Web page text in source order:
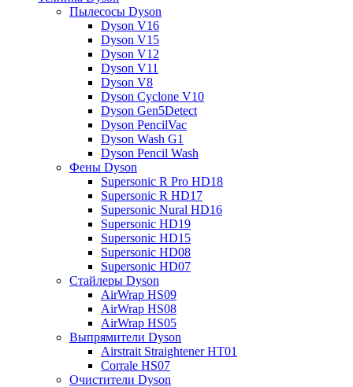
Пылесосы Dyson
Dyson V16
Dyson V15
Dyson V12
Dyson V11
Dyson V8
Dyson Cyclone V10
Dyson Gen5Detect
Dyson PencilVac
Dyson Wash G1
Dyson Pencil Wash
Фены Dyson
Supersonic R Pro HD18
Supersonic R HD17
Supersonic Nural HD16
Supersonic HD19
Supersonic HD15
Supersonic HD08
Supersonic HD07
Стайлеры Dyson
AirWrap HS09
AirWrap HS08
AirWrap HS05
Выпрямители Dyson
Airstrait Straightener HT01
Corrale HS07
Очистители Dyson